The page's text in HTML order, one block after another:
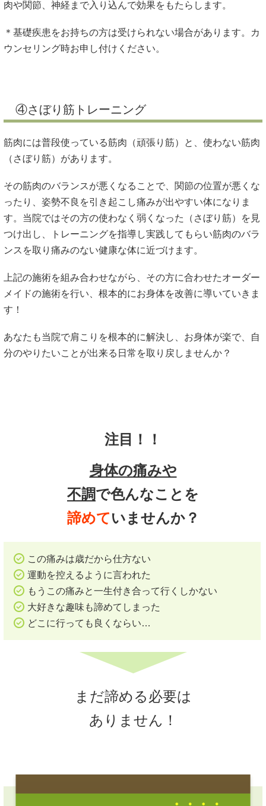
肉や関節、神経まで入り込んで効果をもたらします。
＊基礎疾患をお持ちの方は受けられない場合があります。カ
ウンセリング時お申し付けください。
④さぼり筋トレーニング
筋肉には普段使っている筋肉（頑張り筋）と、使わない筋肉
（さぼり筋）があります。
その筋肉のバランスが悪くなることで、関節の位置が悪くな
ったり、姿勢不良を引き起こし痛みが出やすい体になりま
す。当院ではその方の使わなく弱くなった（さぼり筋）を見
つけ出し、トレーニングを指導し実践してもらい筋肉のバラ
ンスを取り痛みのない健康な体に近づけます。
上記の施術を組み合わせながら、その方に合わせたオーダー
メイドの施術を行い、根本的にお身体を改善に導いていきま
す！
あなたも当院で肩こりを根本的に解決し、お身体が楽で、自
分のやりたいことが出来る日常を取り戻しませんか？
注目！！
身体の痛みや
不調で色んなことを
諦めていませんか？
この痛みは歳だから仕方ない
運動を控えるように言われた
もうこの痛みと一生付き合って行くしかない
大好きな趣味も諦めてしまった
どこに行っても良くならい…
まだ諦める必要は
ありません！